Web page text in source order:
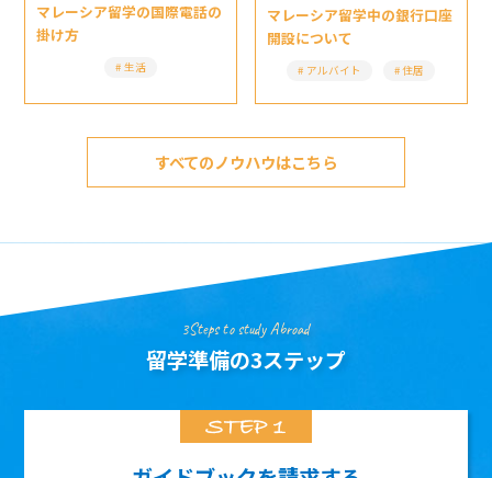
マレーシア留学の国際電話の
掛け方
生活
マレーシア留学中の銀行口座
開設について
アルバイト 住居
すべてのノウハウはこちら
3Steps to study Abroad
留学準備の3ステップ